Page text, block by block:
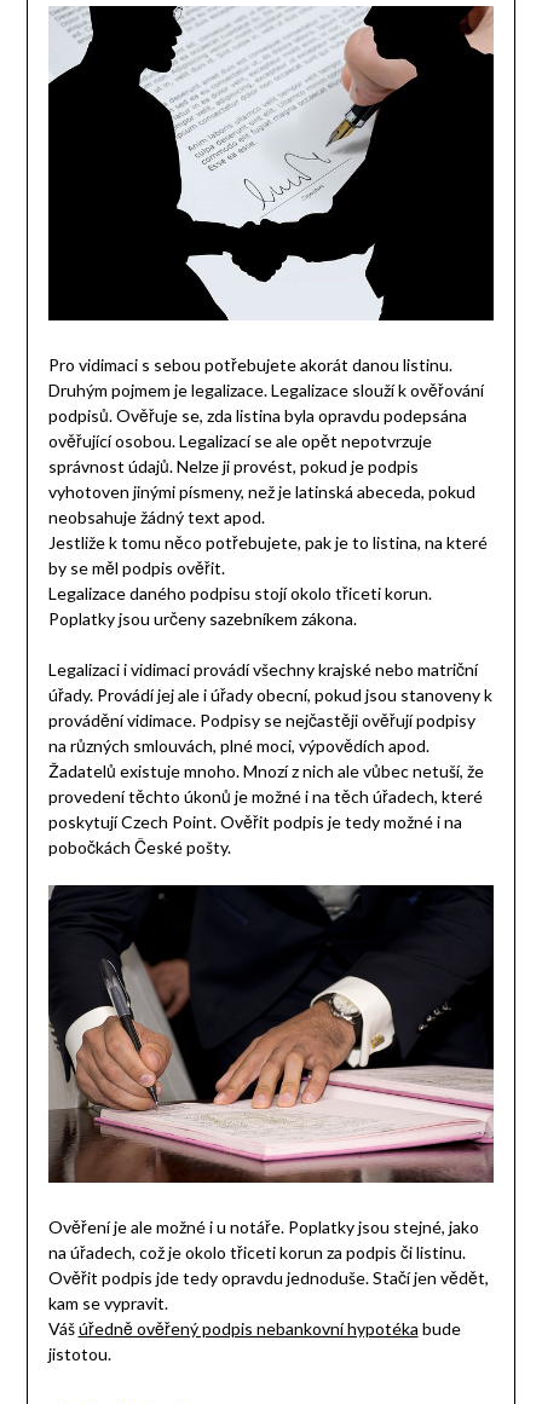
Pro vidimaci s sebou potřebujete akorát danou listinu.
Druhým pojmem je legalizace. Legalizace slouží k ověřování
podpisů. Ověřuje se, zda listina byla opravdu podepsána
ověřující osobou. Legalizací se ale opět nepotvrzuje
správnost údajů. Nelze ji provést, pokud je podpis
vyhotoven jinými písmeny, než je latinská abeceda, pokud
neobsahuje žádný text apod.
Jestliže k tomu něco potřebujete, pak je to listina, na které
by se měl podpis ověřit.
Legalizace daného podpisu stojí okolo třiceti korun.
Poplatky jsou určeny sazebníkem zákona.
Legalizaci i vidimaci provádí všechny krajské nebo matriční
úřady. Provádí jej ale i úřady obecní, pokud jsou stanoveny k
provádění vidimace. Podpisy se nejčastěji ověřují podpisy
na různých smlouvách, plné moci, výpovědích apod.
Žadatelů existuje mnoho. Mnozí z nich ale vůbec netuší, že
provedení těchto úkonů je možné i na těch úřadech, které
poskytují Czech Point. Ověřit podpis je tedy možné i na
pobočkách České pošty.
Ověření je ale možné i u notáře. Poplatky jsou stejné, jako
na úřadech, což je okolo třiceti korun za podpis či listinu.
Ověřit podpis jde tedy opravdu jednoduše. Stačí jen vědět,
kam se vypravit.
Vášúředně ověřený podpis nebankovní hypotéka bude
jistotou.